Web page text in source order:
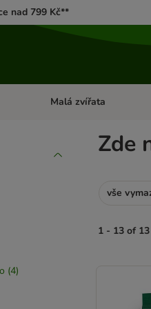
nad 799 Kč**
Psi Otevřít menu: Kočky
Malá zvířata
(4)
Zde
vše
1 - 13 of